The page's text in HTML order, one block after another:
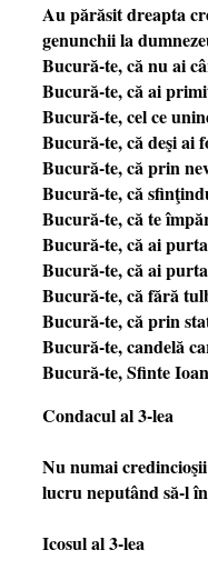
Au părăsit dreapta
genunchii la
Bucură-te, că nu ai
Bucură-te, că ai
Bucură-te, cel ce
Bucură-te, că deşi ai
Bucură-te, că prin
Bucură-te, că
Bucură-te, că te
Bucură-te, că ai
Bucură-te, că ai
Bucură-te, că fără
Bucură-te, că prin
Bucură-te, candelă
Bucură-te, Sfinte
Condacul al 3-lea
Nu numai
lucru neputând să-l
Icosul al 3-lea